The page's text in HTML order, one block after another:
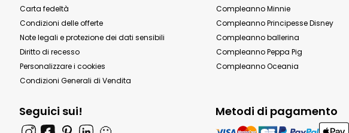
Carta fedeltà
Condizioni delle offerte
Note legali e protezione dei dati sensibili
Diritto di recesso
Personalizzare i cookies
Condizioni Generali di Vendita
Compleanno Minnie
Compleanno Principesse Disney
Compleanno ballerina
Compleanno Peppa Pig
Compleanno Oceania
Seguici sui! Metodi di pagamento